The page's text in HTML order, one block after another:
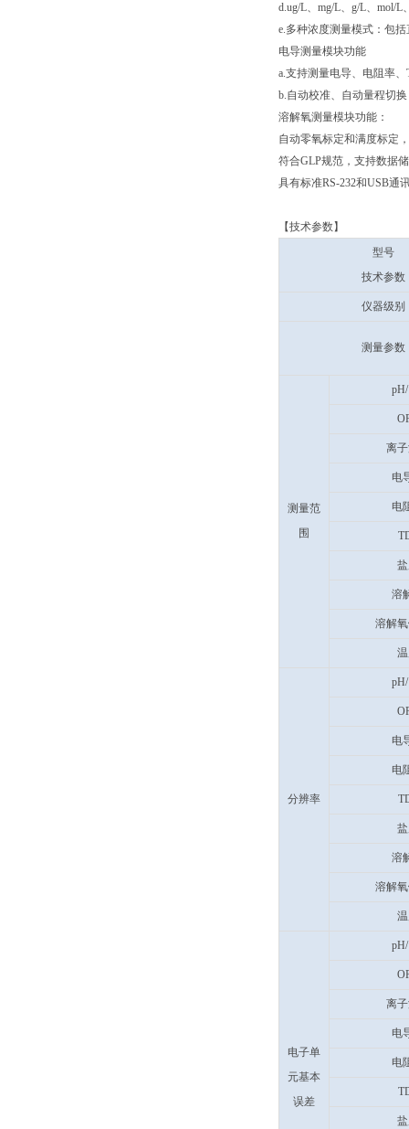
d.ug/L、mg/L、g/L、mol/
e.多种浓度测量模式：包
电导测量模块功能
a.支持测量电导、电阻率
b.自动校准、自动量程切
溶解氧测量模块功能：
自动零氧标定和满度标定
符合GLP规范，支持数据
具有标准RS-232和USB通
【技术参数】
型号
技术参数
仪器级别
测量参数
测量范
围
离
电
电
溶
溶解
分辨率
电
电
溶
溶解
电子单
元基本
误差
离
电
电